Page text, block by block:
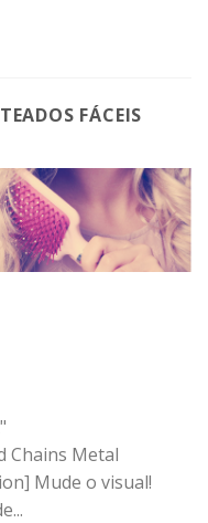
FÁCEIS
Chains Metal
Mude o visual!